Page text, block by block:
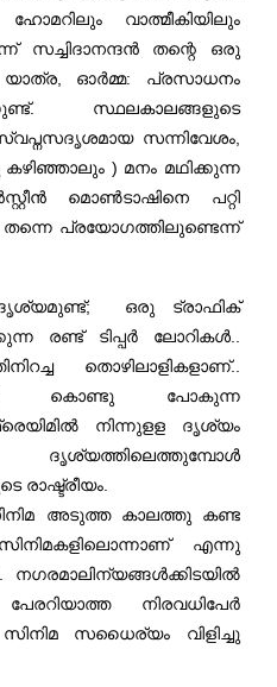
വാത്മീകിയിലും
സച്ചിദാനന്ദൻ തന്റെ ഒരു
ഓർമ്മ: പ്രസാധനം
സ്ഥലകാലങ്ങളുടെ
സന്നിവേശം,
) മനം മഥിക്കുന്ന
മൊൺടാഷിനെ പറ്റി
പ്രയോഗത്തിലുണ്ടെന്ന്
ദൃശ്യമുണ്ട്; ഒരു ട്രാഫിക്
രണ്ട് ടിപ്പർ ലോറികൾ..
തൊഴിലാളികളാണ്..
കൊണ്ടു പോകുന്ന
നിന്നുളള ദൃശ്യം
ദൃശ്യത്തിലെത്തുമ്പോൾ
രാഷ്ട്രീയം.
അടുത്ത കാലത്തു കണ്ട
എന്നു
നഗരമാലിന്യങ്ങൾക്കിടയിൽ
നിരവധിപേർ
സധൈര്യം വിളിച്ചു